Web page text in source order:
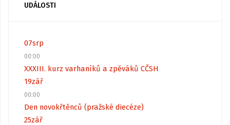
UDÁLOSTI
07srp
00:00
XXXIII. kurz varhaníků a zpěváků CČSH
19zář
00:00
Den novokřtěnců (pražské diecéze)
25zář